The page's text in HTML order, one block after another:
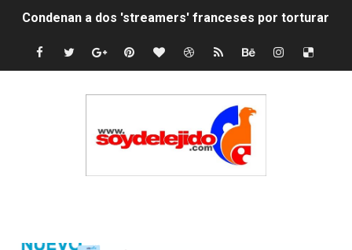
Condenan a dos 'streamers' franceses por torturar
Nuevo Código Penal: hasta 20 años de cárcel por
Tasa del dólar jueves 06 de agosto de 2026
Indomet pronostica temperaturas de hasta 35 °C para